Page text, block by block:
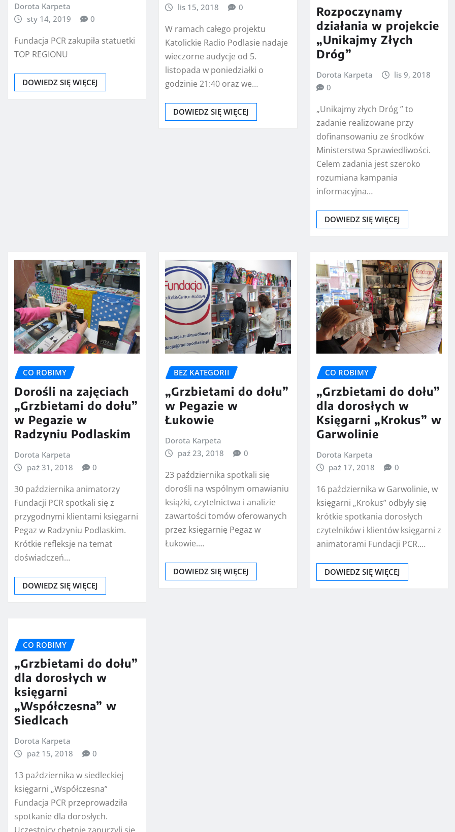
Dorota Karpeta
sty 14, 2019
0
Fundacja PCR zakupiła statuetki
TOP REGIONU
DOWIEDZ SIĘ WIĘCEJ
lis 15, 2018
0
W ramach całego projektu
Katolickie Radio Podlasie nadaje
wieczorne audycje od 5.
listopada w poniedziałki o
godzinie 21:40 oraz we…
DOWIEDZ SIĘ WIĘCEJ
Rozpoczynamy
działania w projekcie
„Unikajmy Złych
Dróg”
Dorota Karpeta
lis 9, 2018
0
„Unikajmy złych Dróg ” to
zadanie realizowane przy
dofinansowaniu ze środków
Ministerstwa Sprawiedliwości.
Celem zadania jest szeroko
rozumiana kampania
informacyjna…
DOWIEDZ SIĘ WIĘCEJ
CO ROBIMY
Dorośli na zajęciach
„Grzbietami do dołu”
w Pegazie w
Radzyniu Podlaskim
Dorota Karpeta
paź 31, 2018
0
30 października animatorzy
Fundacji PCR spotkali się z
przygodnymi klientami księgarni
Pegaz w Radzyniu Podlaskim.
Krótkie refleksje na temat
doświadczeń…
DOWIEDZ SIĘ WIĘCEJ
BEZ KATEGORII
„Grzbietami do dołu”
w Pegazie w
Łukowie
Dorota Karpeta
paź 23, 2018
0
23 października spotkali się
dorośli na wspólnym omawianiu
książki, czytelnictwa i analizie
zawartości tomów oferowanych
przez księgarnię Pegaz w
Łukowie.…
DOWIEDZ SIĘ WIĘCEJ
CO ROBIMY
„Grzbietami do dołu”
dla dorosłych w
Księgarni „Krokus” w
Garwolinie
Dorota Karpeta
paź 17, 2018
0
16 października w Garwolinie, w
księgarni „Krokus” odbyły się
krótkie spotkania dorosłych
czytelników i klientów księgarni z
animatorami Fundacji PCR.…
DOWIEDZ SIĘ WIĘCEJ
CO ROBIMY
„Grzbietami do dołu”
dla dorosłych w
księgarni
„Współczesna” w
Siedlcach
Dorota Karpeta
paź 15, 2018
0
13 października w siedleckiej
księgarni „Współczesna”
Fundacja PCR przeprowadziła
spotkanie dla dorosłych.